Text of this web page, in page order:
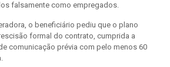
falsamente como empregados.
o beneficiário pediu que o plano
formal do contrato, cumprida a
comunicação prévia com pelo menos 60